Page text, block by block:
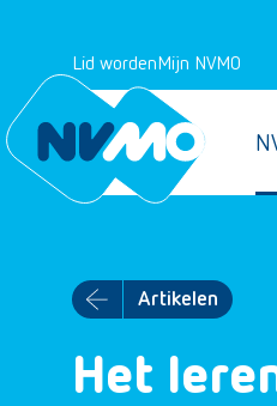
Lid wordenMijn NVMO
Artikelen
Het